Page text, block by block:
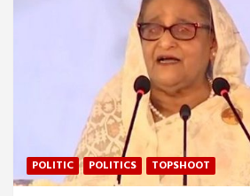
POLITIC POLITICS TOPSHOOT